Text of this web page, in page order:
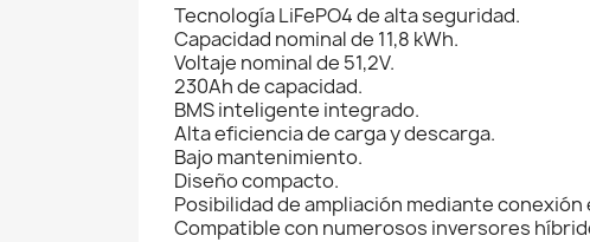
Tecnología LiFePO4 de alta seguridad.
Capacidad nominal de 11,8 kWh.
Voltaje nominal de 51,2V.
230Ah de capacidad.
BMS inteligente integrado.
Alta eficiencia de carga y descarga.
Bajo mantenimiento.
Diseño compacto.
Posibilidad de ampliación mediante conexión
Compatible con numerosos inversores